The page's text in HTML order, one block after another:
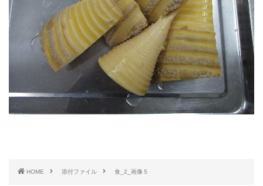
HOME 添付ファイル 食_2_画像５